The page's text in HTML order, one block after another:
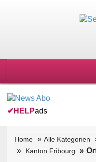
✔ HELPads
Home Alle Kategorien
Kanton Fribourg